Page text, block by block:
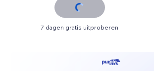
7 dagen gratis uitproberen